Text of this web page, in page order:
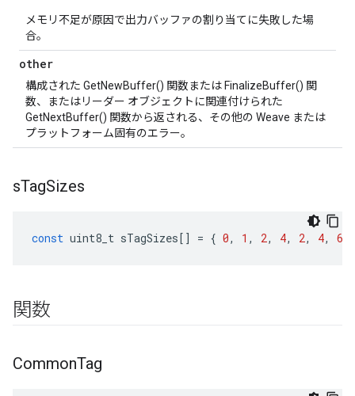
メモリ不足が原因で出力バッファの割り当てに失敗した場
合。
other
構成された GetNewBuffer() 関数または FinalizeBuffer() 関
数、またはリーダー オブジェクトに関連付けられた
GetNextBuffer() 関数から返される、その他の Weave または
プラットフォーム固有のエラー。
sTagSizes
const uint8_t sTagSizes[] = { 0, 1 , 2, 4, 2, 4, 6
関数
CommonTag